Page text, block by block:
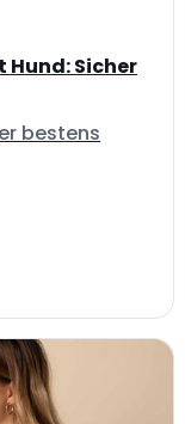
Sicher
bestens